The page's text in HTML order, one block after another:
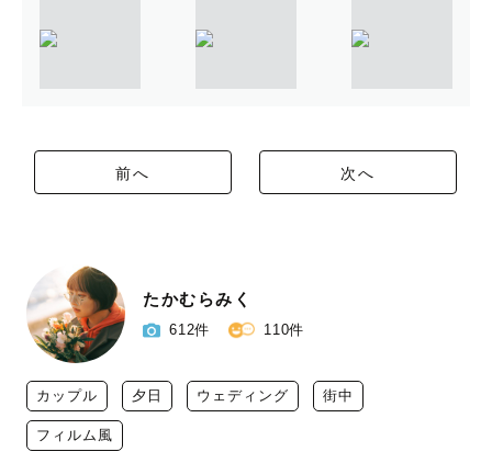
前へ 次へ
たかむらみく
612件 110件
カップル 夕日 ウェディング 街中
フィルム風